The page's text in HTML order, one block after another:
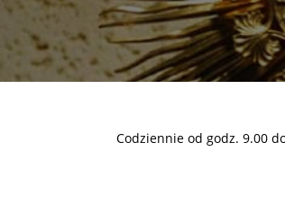
Codziennie od godz. 9.00